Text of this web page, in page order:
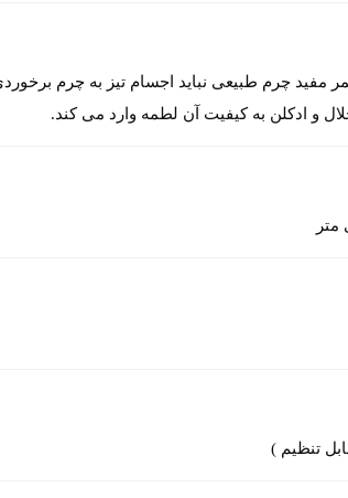
مفید چرم طبیعی نباید اجسام تیز به چرم
و ادکلن به کیفیت آن لطمه وارد می کند.